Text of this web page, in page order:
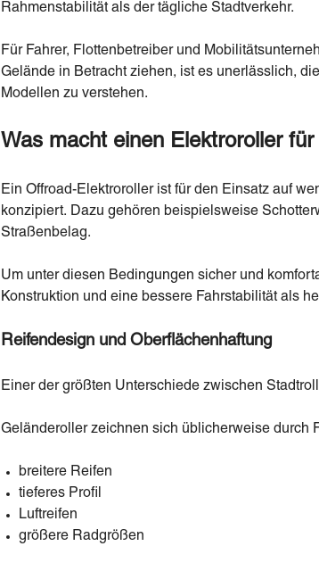
Rahmenstabilität als der tägliche Stadtverkehr.
Für Fahrer, Flottenbetreiber und
Gelände in Betracht ziehen, ist es unerlässlich,
Modellen zu verstehen.
Was macht einen Elektroroller
Ein Offroad-Elektroroller ist für den Einsatz auf
konzipiert. Dazu gehören beispielsweise
Straßenbelag.
Um unter diesen Bedingungen sicher und
Konstruktion und eine bessere Fahrstabilität als
Reifendesign und Oberflächenhaftung
Einer der größten Unterschiede zwischen
Geländeroller zeichnen sich üblicherweise durch
breitere Reifen
tieferes Profil
Luftreifen
größere Radgrößen